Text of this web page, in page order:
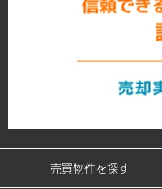
売買物件を探す